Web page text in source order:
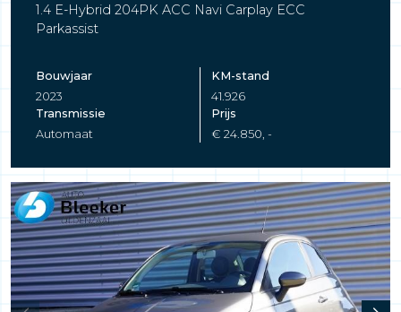
1.4 E-Hybrid 204PK ACC Navi Carplay ECC
Parkassist
Bouwjaar
2023
KM-stand
41.926
Transmissie
Automaat
Prijs
€ 24.850, -